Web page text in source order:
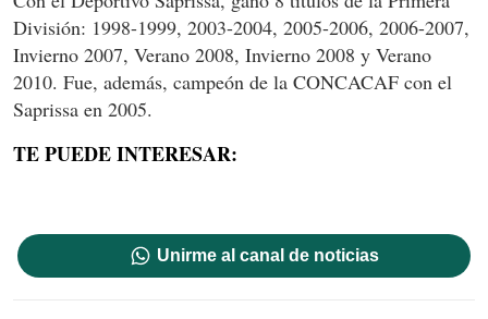
División: 1998-1999, 2003-2004, 2005-2006, 2006-2007,
Invierno 2007, Verano 2008, Invierno 2008 y Verano
2010. Fue, además, campeón de la CONCACAF con el
Saprissa en 2005.
TE PUEDE INTERESAR:
Unirme al canal de noticias